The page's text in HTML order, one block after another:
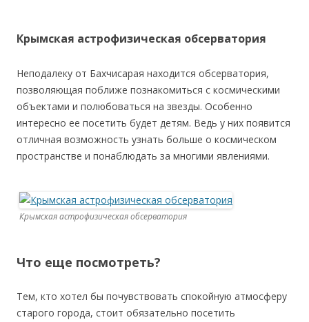
Крымская астрофизическая обсерватория
Неподалеку от Бахчисарая находится обсерватория,
позволяющая поближе познакомиться с космическими
объектами и полюбоваться на звезды. Особенно
интересно ее посетить будет детям. Ведь у них появится
отличная возможность узнать больше о космическом
пространстве и понаблюдать за многими явлениями.
Крымская астрофизическая обсерватория
Что еще посмотреть?
Тем, кто хотел бы почувствовать спокойную атмосферу
старого города, стоит обязательно посетить